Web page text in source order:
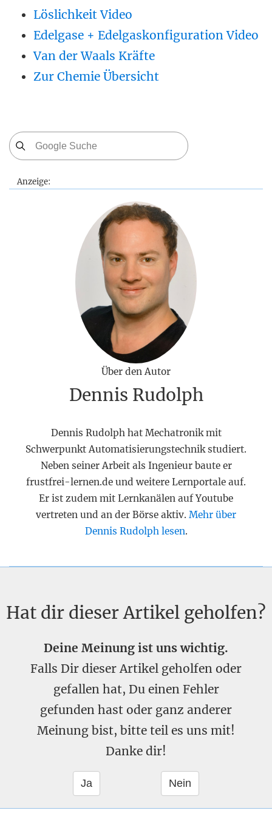
Löslichkeit Video
Edelgase + Edelgaskonfiguration Video
Van der Waals Kräfte
Zur Chemie Übersicht
Anzeige:
Über den Autor
Dennis Rudolph
Dennis Rudolph hat Mechatronik mit
Schwerpunkt Automatisierungstechnik studiert.
Neben seiner Arbeit als Ingenieur baute er
frustfrei-lernen.de und weitere Lernportale auf.
Er ist zudem mit Lernkanälen auf Youtube
vertreten und an der Börse aktiv. Mehr über
Dennis Rudolph lesen.
Hat dir dieser Artikel geholfen?
Deine Meinung ist uns wichtig.
Falls Dir dieser Artikel geholfen oder
gefallen hat, Du einen Fehler
gefunden hast oder ganz anderer
Meinung bist, bitte teil es uns mit!
Danke dir!